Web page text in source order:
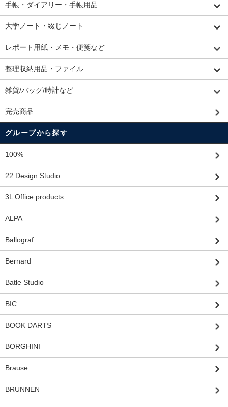
手帳・ダイアリー・手帳用品
大学ノート・綴じノート
レポート用紙・メモ・便箋など
整理収納用品・ファイル
雑貨/バッグ/時計など
完売商品
グループから探す
100%
22 Design Studio
3L Office products
ALPA
Ballograf
Bernard
Batle Studio
BIC
BOOK DARTS
BORGHINI
Brause
BRUNNEN